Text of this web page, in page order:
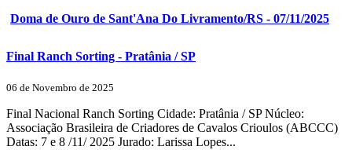
Doma de Ouro de Sant'Ana Do Livramento/RS - 07/11/2025
Final Ranch Sorting - Pratânia / SP
06 de Novembro de 2025
Final Nacional Ranch Sorting Cidade: Pratânia / SP Núcleo:
Associação Brasileira de Criadores de Cavalos Crioulos (ABCCC)
Datas: 7 e 8 /11/ 2025 Jurado: Larissa Lopes...